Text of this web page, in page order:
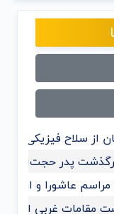
از سلاح فیزیکی
پدر
مراسم عاشورا و
مقامات غربی از